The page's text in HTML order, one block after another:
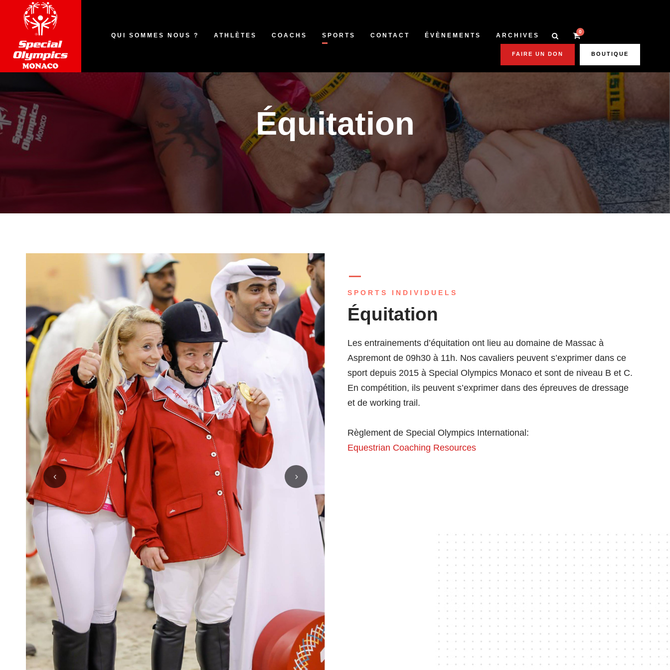
QUI SOMMES NOUS ? ATHLÈTES COACHS SPORTS CONTACT ÉVÈNEMENTS ARCHIVES
0
FAIRE UN DON BOUTIQUE
Équitation
SPORTS INDIVIDUELS
Équitation
Les entrainements d’équitation ont lieu au domaine de Massac à
Aspremont de 09h30 à 11h. Nos cavaliers peuvent s’exprimer dans ce
sport depuis 2015 à Special Olympics Monaco et sont de niveau B et C.
En compétition, ils peuvent s’exprimer dans des épreuves de dressage
et de working trail.
Règlement de Special Olympics International:
Equestrian Coaching Resources